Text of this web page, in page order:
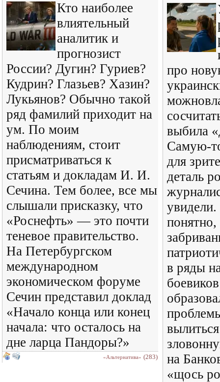
Кто наиболее
влиятельный
аналитик и
прогнозист
России? Дугин? Гуриев?
Кудрин? Глазьев? Хазин?
Лукьянов? Обычно такой
ряд фамилий приходит на
ум. По моим
наблюдениям, стоит
присматриваться к
статьям и докладам И. И.
Сечина. Тем более, все мы
слышали присказку, что
«Роснефть» — это почти
теневое правительство.
На Петербургском
международном
экономическом форуме
Сечин представил доклад
«Начало конца или конец
начала: что осталось на
дне ларца Пандоры?»
«Альтернатива» (283)
про
выбила
Самую-
для
деталь
понятно,
в ряды
на
«щось